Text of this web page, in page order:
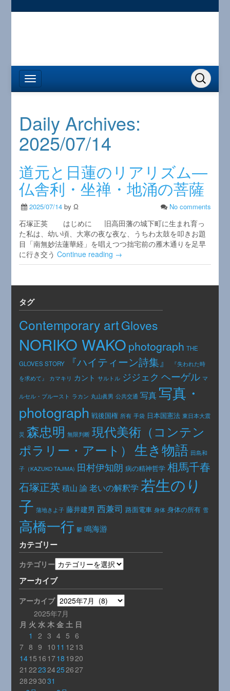
Daily Archives:
2025/07/14
道元と日蓮のリアリズム―
仏舎利・坐禅・地涌の菩薩
2025/07/14 by Ω No comments
石塚正英 はじめに 旧高田藩の城下町に生まれ育っ
た私は、幼い頃、大寒の夜な夜な、うちわ太鼓を叩きお題
目「南無妙法蓮華経」を唱えつつ拙宅前の雁木通りを足早
に行き交うContinue reading →
タグ
Contemporary artGloves
NORIKO WAKOphotograph THE
GLOVES STORY
『ハイティーン詩集』
『失われた時
を求めて』
カマキリ カント サルトル ジジェク ヘーゲル マ
ルセル・プルースト ラカン 丸山眞男 公共交通 写真 写真・
photograph 戦後国権 所有 手袋 日本国憲法 東日本大震
災 森忠明 無限判断 現代美術（コンテン
ポラリー・アート） 生き物語 田島和
子（KAZUKO TAJIMA) 田村伊知朗 病の精神哲学 相馬千春
石塚正英 積山 諭 老いの解釈学 若生のり
子 蒲地きよ子 藤井建男 西兼司 路面電車 身体 身体の所有 雪
高橋一行 鬱 鳴海游
カテゴリー
カテゴリー
アーカイブ
アーカイブ
2025年7月
月 火 水 木 金 土 日
1 2 3 4 5 6
7 8 9 10 11 12 13
1415 16 1718 1920
21 222324252627
28293031